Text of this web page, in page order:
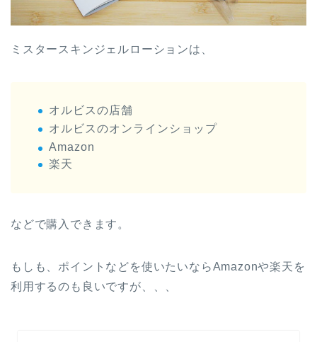
ミスタースキンジェルローションは、
オルビスの店舗
オルビスのオンラインショップ
Amazon
楽天
などで購入できます。
もしも、ポイントなどを使いたいならAmazonや楽天を
利用するのも良いですが、、、